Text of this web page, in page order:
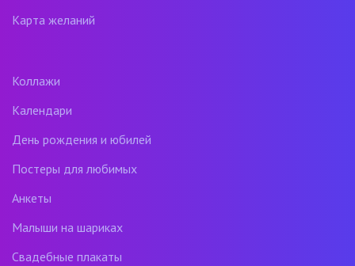
Карта желаний
Коллажи
Календари
День рождения и юбилей
Постеры для любимых
Анкеты
Малыши на шариках
Свадебные плакаты